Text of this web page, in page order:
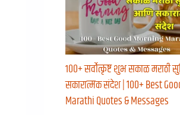
१००+ सर्वोत्कृष्ट शुभ सकाळ मराठी
सकारात्मक संदेश | 100+ Best
Marathi Quotes & Messages